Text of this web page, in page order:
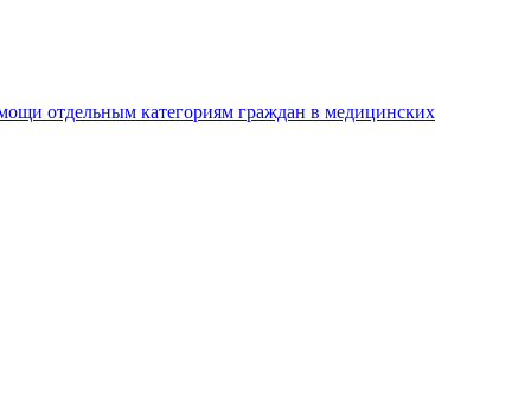
отдельным категориям граждан в медицинских